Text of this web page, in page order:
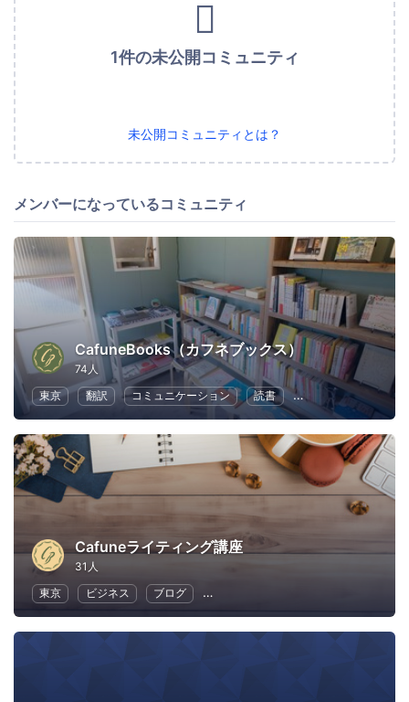
1件の未公開コミュニティ
未公開コミュニティとは？
メンバーになっているコミュニティ
CafuneBooks（カフネブックス）
74人
東京
翻訳 コミュニケーション 読書 フリーランス ラ
Cafuneライティング講座
31人
東京
ビジネス ブログ ライティング・コピーライティング